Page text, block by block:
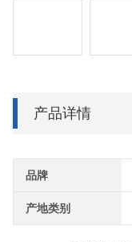
产品详情
品牌
产地类别